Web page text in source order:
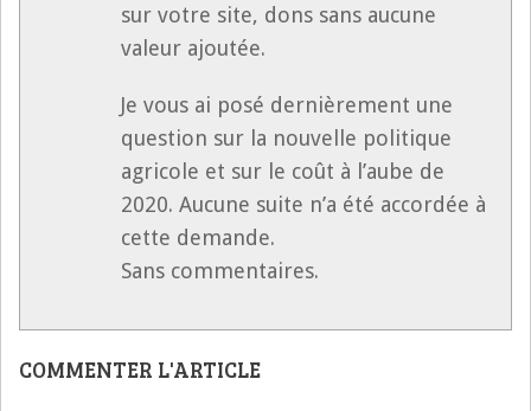
sur votre site, dons sans aucune
valeur ajoutée.
Je vous ai posé dernièrement une
question sur la nouvelle politique
agricole et sur le coût à l’aube de
2020. Aucune suite n’a été accordée à
cette demande.
Sans commentaires.
COMMENTER L'ARTICLE